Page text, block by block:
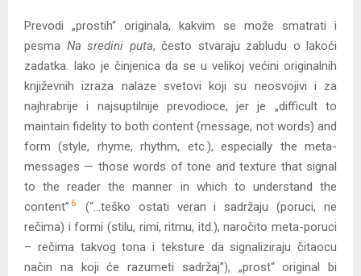
Prevodi „prostih“ originala, kakvim se može smatrati i
pesma Na sredini puta, često stvaraju zabludu o lakoći
zadatka. Iako je činjenica da se u velikoj većini originalnih
književnih izraza nalaze svetovi koji su neosvojivi i za
najhrabrije i najsuptilnije prevodioce, jer je „difficult to
maintain fidelity to both content (message, not words) and
form (style, rhyme, rhythm, etc.), especially the meta-
messages — those words of tone and texture that signal
to the reader the manner in which to understand the
content” 6
(“…teško ostati veran i sadržaju (poruci, ne
rečima) i formi (stilu, rimi, ritmu, itd.), naročito meta-poruci
– rečima takvog tona i teksture da signaliziraju čitaocu
način na koji će razumeti sadržaj”), „prost“ original bi